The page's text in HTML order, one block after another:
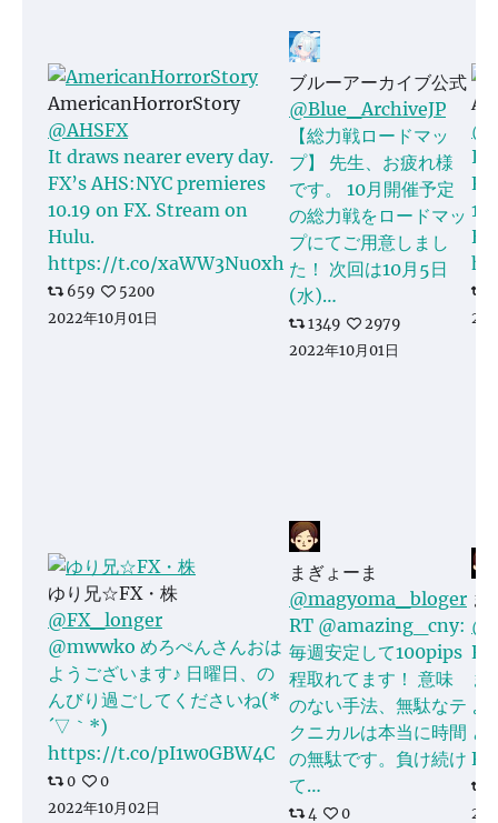
AmericanHorrorStory
@AHSFX
It draws nearer every day.
FX’s AHS:NYC premieres
10.19 on FX. Stream on
Hulu.
https://t.co/xaWW3Nu0xh
659
5200
2022年10月01日
ブルーアーカイブ公式
@Blue_ArchiveJP
【総力戦ロードマッ
プ】 先生、お疲れ様
です。 10月開催予定
の総力戦をロードマッ
プにてご用意しまし
た！ 次回は10月5日
(水)…
1349
2979
2022年10月01日
ゆり兄☆FX・株
@FX_longer
@mwwko めろぺんさんおは
ようございます♪ 日曜日、の
んびり過ごしてくださいね(*
´▽｀*)
https://t.co/pI1w0GBW4C
0
0
2022年10月02日
まぎょーま
@magyoma_bloger
RT @amazing_cny:
毎週安定して100pips
程取れてます！ 意味
のない手法、無駄なテ
クニカルは本当に時間
の無駄です。負け続け
て…
4
0
ま
ま
よ
と